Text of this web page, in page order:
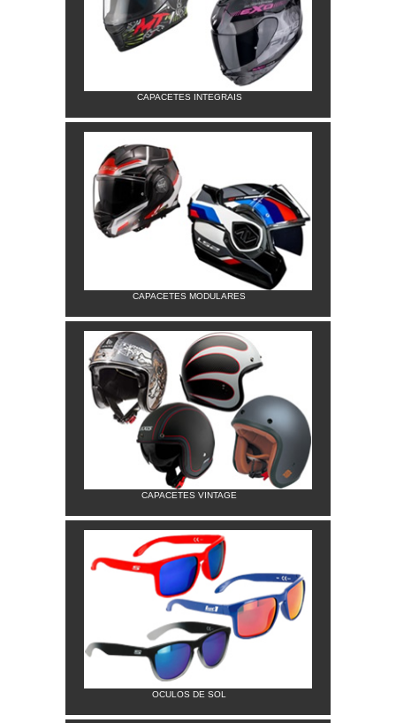
CAPACETES INTEGRAIS
CAPACETES MODULARES
CAPACETES VINTAGE
OCULOS DE SOL